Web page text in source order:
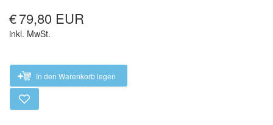
€79,80 EUR
inkl. MwSt.
In den Warenkorb legen